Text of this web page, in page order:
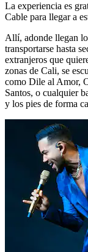
La experiencia es
Cable para llegar a
Allí, adonde llegan
transportarse hasta
extranjeros que
zonas de Cali, se
como Dile al Amor,
Santos, o cualquier
y los pies de forma